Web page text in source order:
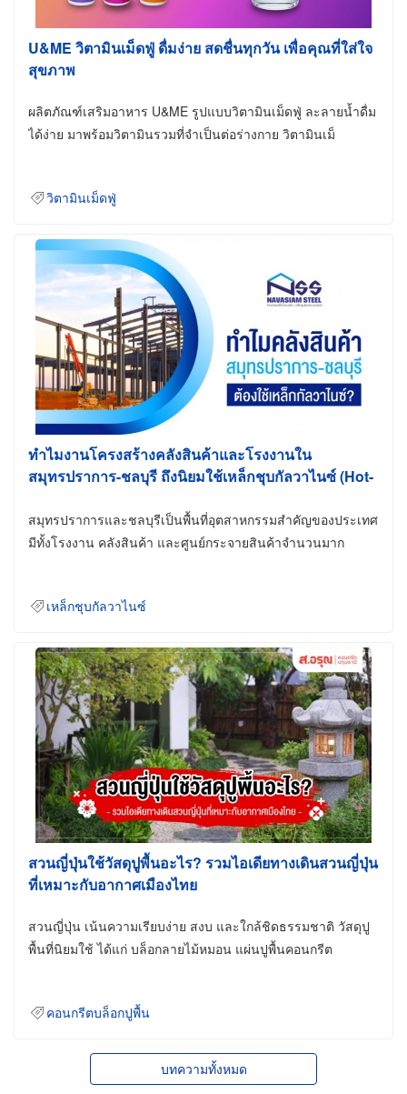
U&ME วิตามินเม็ดฟู่ ดื่มง่าย สดชื่นทุกวัน เพื่อคุณที่ใส่ใจ
สุขภาพ
ผลิตภัณฑ์เสริมอาหาร U&ME รูปแบบวิตามินเม็ดฟู่ ละลายน้ำดื่ม
ได้ง่าย มาพร้อมวิตามินรวมที่จำเป็นต่อร่างกาย วิตามินเม็
วิตามินเม็ดฟู่
ทำไมงานโครงสร้างคลังสินค้าและโรงงานใน
สมุทรปราการ-ชลบุรี ถึงนิยมใช้เหล็กชุบกัลวาไนซ์ (Hot-
สมุทรปราการและชลบุรีเป็นพื้นที่อุตสาหกรรมสำคัญของประเทศ
มีทั้งโรงงาน คลังสินค้า และศูนย์กระจายสินค้าจำนวนมาก
เหล็กชุบกัลวาไนซ์
สวนญี่ปุ่นใช้วัสดุปูพื้นอะไร? รวมไอเดียทางเดินสวนญี่ปุ่น
ที่เหมาะกับอากาศเมืองไทย
สวนญี่ปุ่น เน้นความเรียบง่าย สงบ และใกล้ชิดธรรมชาติ วัสดุปู
พื้นที่นิยมใช้ ได้แก่ บล็อกลายไม้หมอน แผ่นปูพื้นคอนกรีต
คอนกรีตบล็อกปูพื้น
บทความทั้งหมด